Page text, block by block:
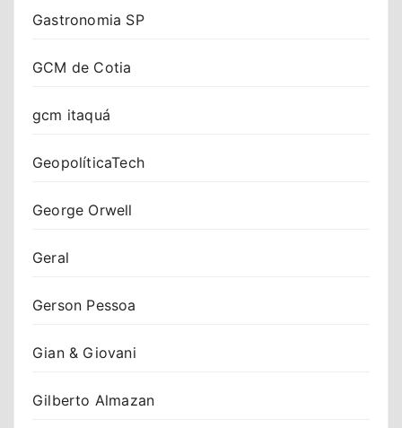
Gastronomia SP
GCM de Cotia
gcm itaquá
GeopolíticaTech
George Orwell
Geral
Gerson Pessoa
Gian & Giovani
Gilberto Almazan